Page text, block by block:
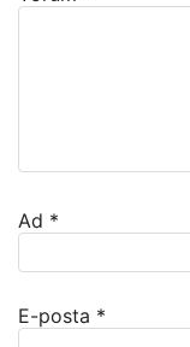
Ad *
E-posta *